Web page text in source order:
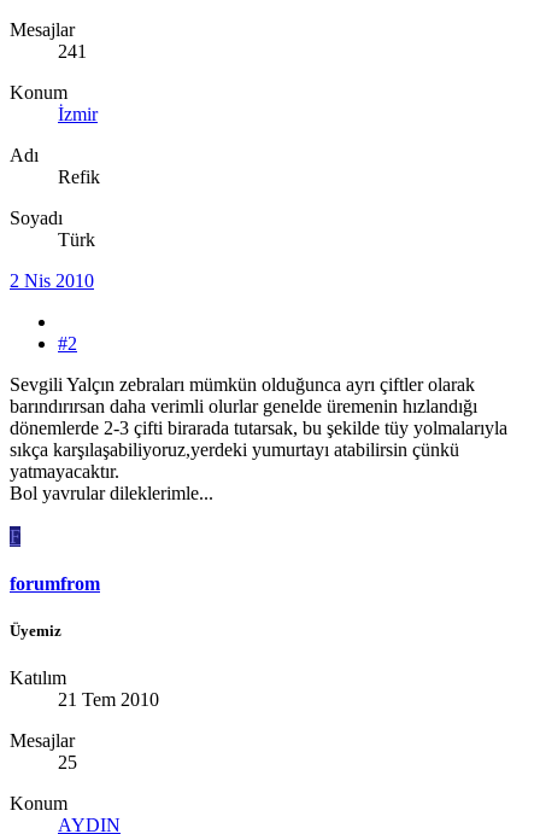
Mesajlar
241
Konum
İzmir
Adı
Refik
Soyadı
Türk
2 Nis 2010
#2
Sevgili Yalçın zebraları mümkün olduğunca ayrı çiftler olarak
barındırırsan daha verimli olurlar genelde üremenin hızlandığı
dönemlerde 2-3 çifti birarada tutarsak, bu şekilde tüy yolmalarıyla
sıkça karşılaşabiliyoruz,yerdeki yumurtayı atabilirsin çünkü
yatmayacaktır.
Bol yavrular dileklerimle...
F
forumfrom
Üyemiz
Katılım
21 Tem 2010
Mesajlar
25
Konum
AYDIN